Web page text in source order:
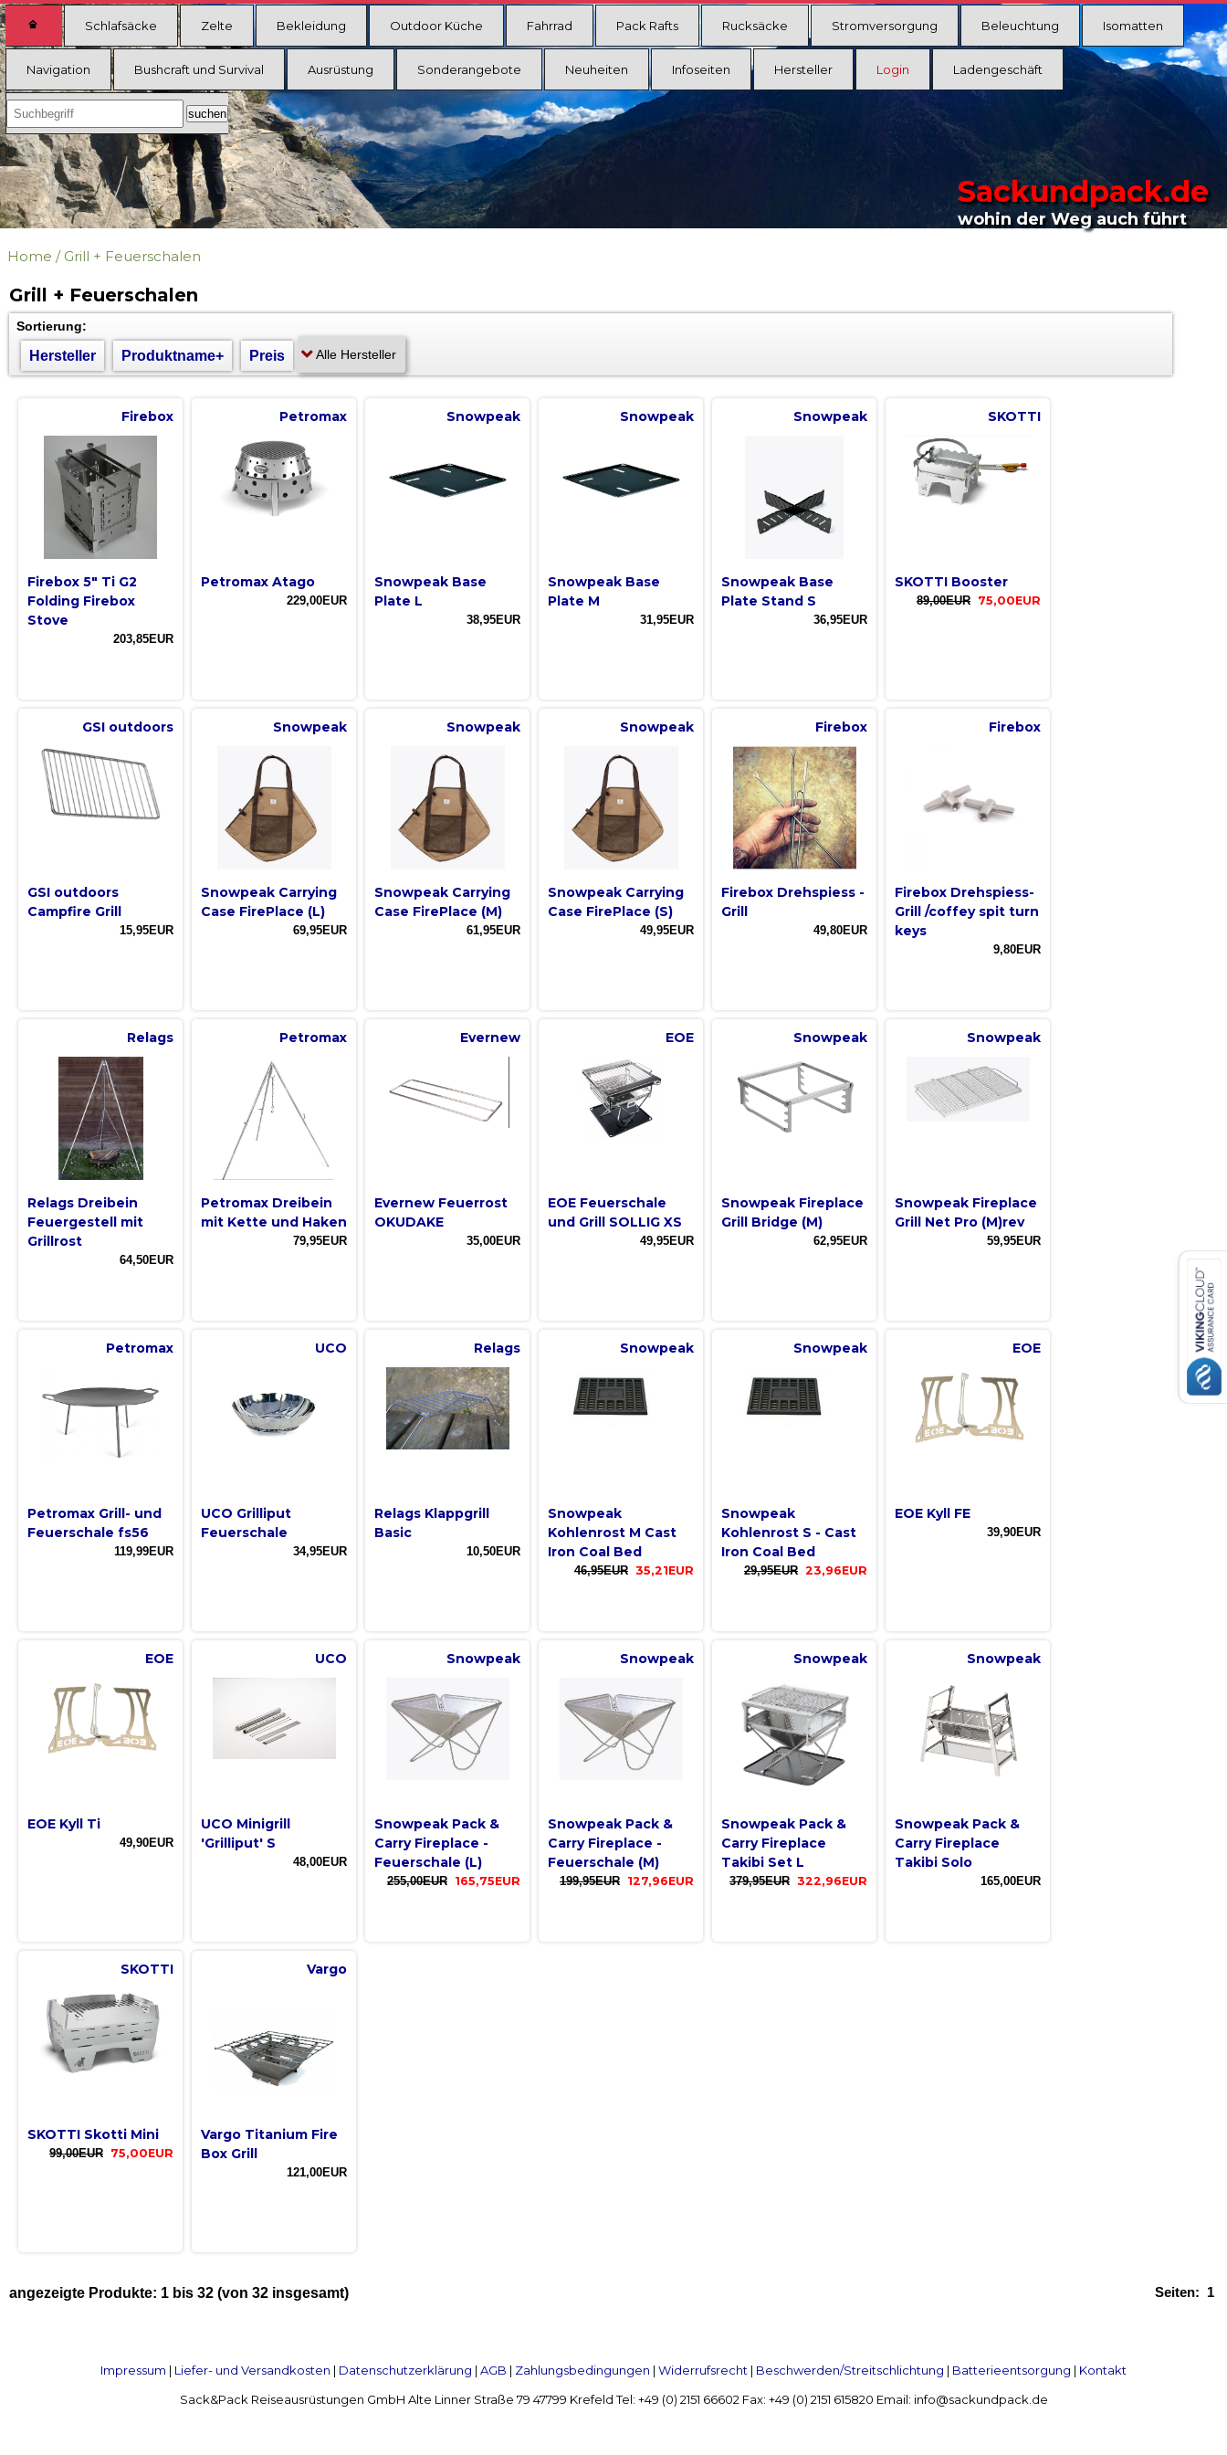
Schlafsäcke Zelte Bekleidung Outdoor Küche Fahrrad Pack Rafts Rucksäcke Stromversorgung Beleuchtung Isomatten
Navigation Bushcraft und Survival Ausrüstung Sonderangebote Neuheiten Infoseiten Hersteller Login Ladengeschäft
Sackundpack.de
wohin der Weg auch führt
Home / Grill + Feuerschalen
Grill + Feuerschalen
Sortierung:
Hersteller Produktname+ Preis
Firebox
Firebox 5" Ti G2
Folding Firebox
Stove
203,85EUR
Petromax
Petromax Atago
229,00EUR
Snowpeak
Snowpeak Base
Plate L
38,95EUR
Snowpeak
Snowpeak Base
Plate M
31,95EUR
Snowpeak
Snowpeak Base
Plate Stand S
36,95EUR
SKOTTI
SKOTTI Booster
89,00EUR 75,00EUR
GSI outdoors
GSI outdoors
Campfire Grill
15,95EUR
Snowpeak
Snowpeak Carrying
Case FirePlace (L)
69,95EUR
Snowpeak
Snowpeak Carrying
Case FirePlace (M)
61,95EUR
Snowpeak
Snowpeak Carrying
Case FirePlace (S)
49,95EUR
Firebox
Firebox Drehspiess -
Grill
49,80EUR
Firebox
Firebox Drehspiess-
Grill /coffey spit turn
keys
9,80EUR
Relags
Relags Dreibein
Feuergestell mit
Grillrost
64,50EUR
Petromax
Petromax Dreibein
mit Kette und Haken
79,95EUR
Evernew
Evernew Feuerrost
OKUDAKE
35,00EUR
EOE
EOE Feuerschale
und Grill SOLLIG XS
49,95EUR
Snowpeak
Snowpeak Fireplace
Grill Bridge (M)
62,95EUR
Snowpeak
Snowpeak Fireplace
Grill Net Pro (M)rev
59,95EUR
Petromax
Petromax Grill- und
Feuerschale fs56
119,99EUR
UCO
UCO Grilliput
Feuerschale
34,95EUR
Relags
Relags Klappgrill
Basic
10,50EUR
Snowpeak
Snowpeak
Kohlenrost M Cast
Iron Coal Bed
46,95EUR 35,21EUR
Snowpeak
Snowpeak
Kohlenrost S - Cast
Iron Coal Bed
29,95EUR 23,96EUR
EOE
EOE Kyll FE
39,90EUR
EOE
EOE Kyll Ti
49,90EUR
UCO
UCO Minigrill
'Grilliput' S
48,00EUR
Snowpeak
Snowpeak Pack &
Carry Fireplace -
Feuerschale (L)
255,00EUR 165,75EUR
Snowpeak
Snowpeak Pack &
Carry Fireplace -
Feuerschale (M)
199,95EUR 127,96EUR
Snowpeak
Snowpeak Pack &
Carry Fireplace
Takibi Set L
379,95EUR 322,96EUR
Snowpeak
Snowpeak Pack &
Carry Fireplace
Takibi Solo
165,00EUR
SKOTTI
SKOTTI Skotti Mini
99,00EUR 75,00EUR
Vargo
Vargo Titanium Fire
Box Grill
121,00EUR
Seiten: 1
angezeigte Produkte: 1 bis 32 (von 32 insgesamt)
Impressum | Liefer- und Versandkosten | Datenschutzerklärung | AGB | Zahlungsbedingungen | Widerrufsrecht | Beschwerden/Streitschlichtung | Batterieentsorgung | Kontakt
Sack&Pack Reiseausrüstungen GmbH Alte Linner Straße 79 47799 Krefeld Tel: +49 (0) 2151 66602 Fax: +49 (0) 2151 615820 Email: info@sackundpack.de